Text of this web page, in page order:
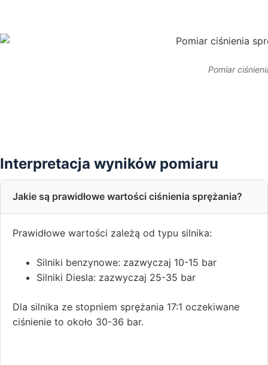
Pomiar
Interpretacja wyników pomiaru
Jakie są prawidłowe wartości ciśnienia sprężania?
Prawidłowe wartości zależą od typu silnika:
Silniki benzynowe: zazwyczaj 10-15 bar
Silniki Diesla: zazwyczaj 25-35 bar
Dla silnika ze stopniem sprężania 17:1 oczekiwane
ciśnienie to około 30-36 bar.